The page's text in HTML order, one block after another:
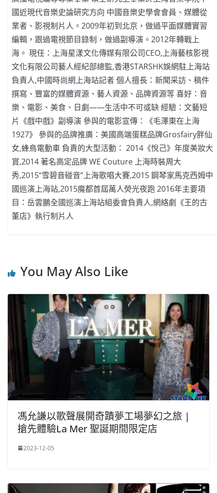
國近現代音樂史論研究方向 中國音樂史學會會員、媒體從
業者、影視制片人。2009年初到北京，做過平面媒體實習
編輯，跟過電視節目錄制，做過副導演。2012年轉戰上
海。 現任：上海星漾文化傳媒有限公司CEO,上海藝核影視
文化有限公司藝人經紀部總監,香港STARSHK娛網駐上海站
負責人,中國時尚網上海站記者 個人擅長：新聞采訪、稿件
撰寫、豐富的媒體資源、藝人資源、品牌資源等 喜好：音
樂、電影、美食、日劇——生活中不可或缺 經驗：文藝短
片《戲中戲》副導演 參與的電影宣傳：《毛澤東在上海
1927》 參與的品牌推廣：美國高端蛋糕品牌Grosfairy胖仙
女,蜂鳥電動車 負責的大型活動： 2014《悅己》年度美妝大
賞,2014 著名高定品牌 WE Couture 上海時裝周大
秀,2015“雪碧音碰音”上海歌唱大賽,2015 鋼琴家馬克西姆中
國巡演上海站,2015魔都首屆萬人熒光夜跑 2016年主要項
目：岳雲鵬全國巡演上海站組委會負責人,網絡劇《王的古
董店》執行制片人
You May Also Like
馮允謙以歌聲展開奇蹟夢工場夢幻之旅 |
搶先體驗La Mer 聖誕期間限定店
2023-12-05